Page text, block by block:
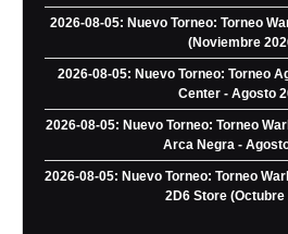
2026-08-05: Nuevo Torneo: Torneo
(Noviembre
2026-08-05: Nuevo Torneo: Torneo
Center - Agosto
2026-08-05: Nuevo Torneo: Torneo
Arca Negra -
2026-08-05: Nuevo Torneo: Torneo
2D6 Store (Octubre